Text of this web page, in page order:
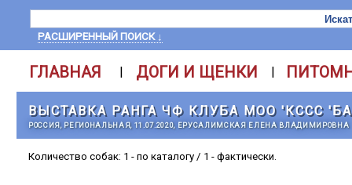
РАСШИРЕННЫЙ ПОИСК ↓
ГЛАВНАЯ | ДОГИ И ЩЕНКИ |
ВЫСТАВКА РАНГА ЧФ КЛУБА МОО 'КССС
РОССИЯ, РЕГИОНАЛЬНАЯ, 11.07.2020, ЕРУСАЛИМСКАЯ ЕЛЕНА ВЛАДИМИРОВНА
Количество собак: 1 - по каталогу / 1 - фактически.